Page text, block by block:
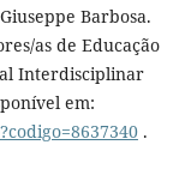
Barbosa.
as de Educação
Interdisciplinar
em:
.